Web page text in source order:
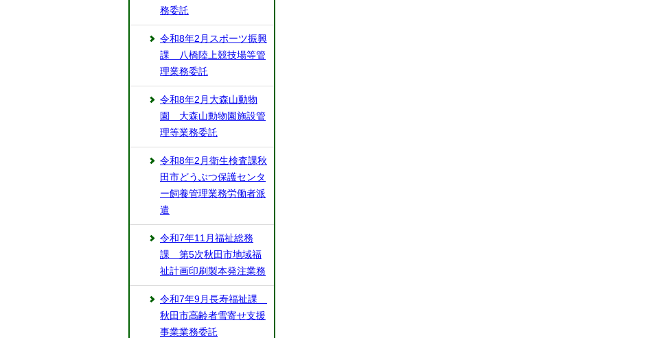
務委託
令和8年2月スポーツ振興
課 八橋陸上競技場等管
理業務委託
令和8年2月大森山動物
園 大森山動物園施設管
理等業務委託
令和8年2月衛生検査課秋
田市どうぶつ保護センタ
ー飼養管理業務労働者派
遣
令和7年11月福祉総務
課 第5次秋田市地域福
祉計画印刷製本発注業務
令和7年9月長寿福祉課
秋田市高齢者雪寄せ支援
事業業務委託